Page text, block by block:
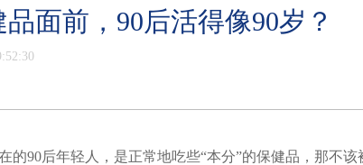
面前，90后活得像90岁？
的90后年轻人，是正常地吃些“本分”的保健品，那不该